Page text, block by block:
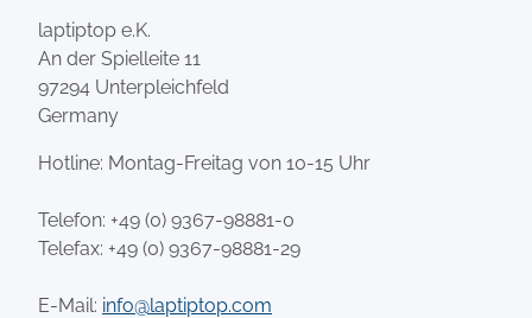
laptiptop e.K.
An der Spielleite 11
97294 Unterpleichfeld
Germany
Hotline: Montag-Freitag von 10-15 Uhr
Telefon: +49 (0) 9367-98881-0
Telefax: +49 (0) 9367-98881-29
E-Mail: info@laptiptop.com